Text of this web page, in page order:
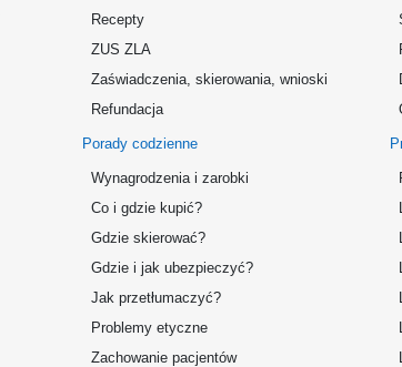
Recepty
ZUS ZLA
Zaświadczenia, skierowania, wnioski
Refundacja
Porady codzienne
Wynagrodzenia i zarobki
Co i gdzie kupić?
Gdzie skierować?
Gdzie i jak ubezpieczyć?
Jak przetłumaczyć?
Problemy etyczne
Zachowanie pacjentów